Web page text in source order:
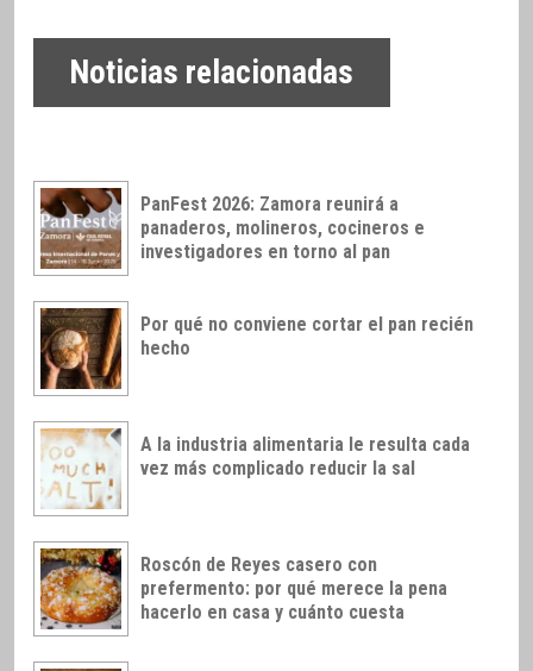
Noticias relacionadas
PanFest 2026: Zamora reunirá a
panaderos, molineros, cocineros e
investigadores en torno al pan
Por qué no conviene cortar el pan recién
hecho
A la industria alimentaria le resulta cada
vez más complicado reducir la sal
Roscón de Reyes casero con
prefermento: por qué merece la pena
hacerlo en casa y cuánto cuesta